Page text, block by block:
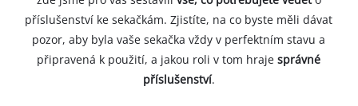
příslušenství ke sekačkám. Zjistíte, na co byste měli dávat
pozor, aby byla vaše sekačka vždy v perfektním stavu a
připravená k použití, a jakou roli v tom hrajesprávné
příslušenství.